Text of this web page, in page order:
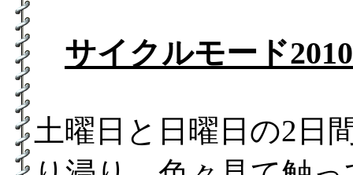
サイクルモード2010
土曜日と日曜日の2日